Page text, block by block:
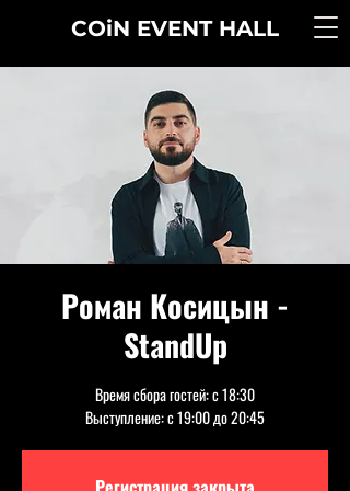
COiN EVENT HALL
Роман Косицын -
StandUp
Время сбора гостей: с 18:30
Выступление: с 19:00 до 20:45